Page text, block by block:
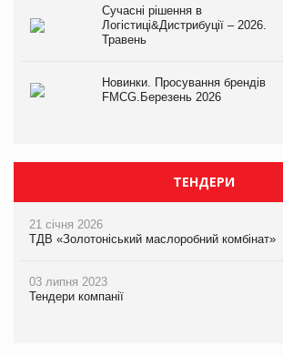
Сучасні рішення в
Логістиці&Дистрибуції – 2026.
Травень
Новинки. Просування брендів
FMCG.Березень 2026
ТЕНДЕРИ
21 січня 2026
ТДВ «Золотоніський маслоробний комбінат»
03 липня 2023
Тендери компанії